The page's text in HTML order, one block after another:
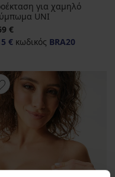
για χαμηλό
UNI
€
€ κωδικός BRA20